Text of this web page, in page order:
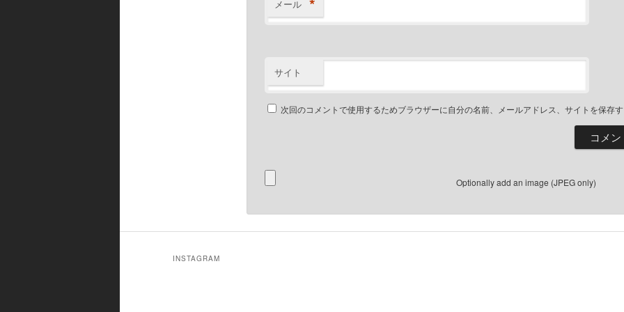
メール
サイト
次回のコメントで使用するためブラウザーに自分の名前、メールアドレス、サイトを保存
Optionally add an image (JPEG only)
INSTAGRAM